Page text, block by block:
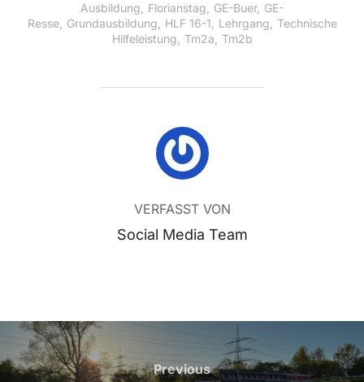
Ausbildung, Florianstag, GE-Buer, GE-
Resse, Grundausbildung, HLF 16-1, Lehrgang, Technische
Hilfeleistung, Tm2a, Tm2b
BEITRAGSAUTOR
VERFASST VON
Social Media Team
Beitragsnavigation
Previous
Previous